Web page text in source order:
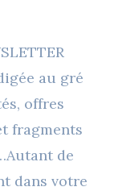
au gré
offres
fragments
de
dans votre